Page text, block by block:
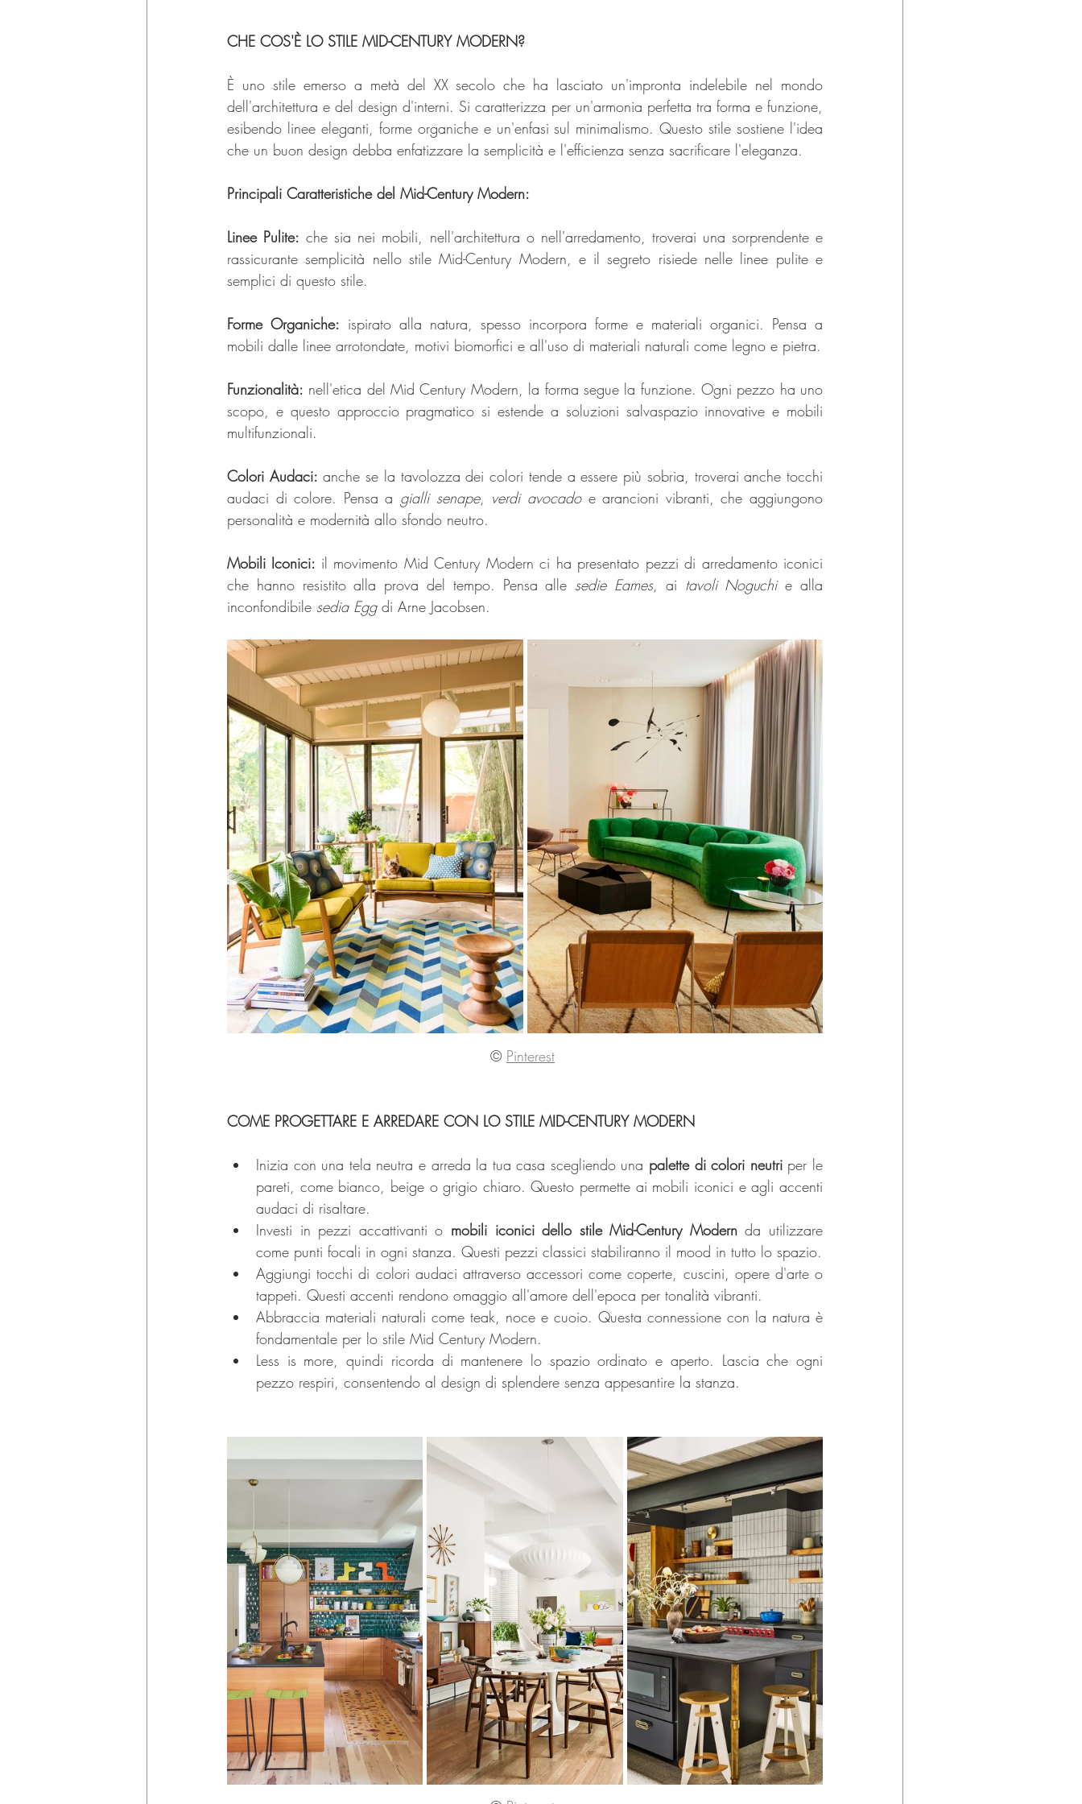
CHE COS'È LO STILE MID-CENTURY MODERN?
È uno stile emerso a metà del XX secolo che ha lasciato un'impronta indelebile nel mondo
dell'architettura e del design d'interni. Si caratterizza per un'armonia perfetta tra forma e funzione,
esibendo linee eleganti, forme organiche e un'enfasi sul minimalismo. Questo stile sostiene l'idea
che un buon design debba enfatizzare la semplicità e l'efficienza senza sacrificare l'eleganza.
Principali Caratteristiche del Mid-Century Modern:
Linee Pulite: che sia nei mobili, nell'architettura o nell'arredamento, troverai una sorprendente e
rassicurante semplicità nello stile Mid-Century Modern, e il segreto risiede nelle linee pulite e
semplici di questo stile.
Forme Organiche: ispirato alla natura, spesso incorpora forme e materiali organici. Pensa a
mobili dalle linee arrotondate, motivi biomorfici e all'uso di materiali naturali come legno e pietra.
Funzionalità: nell'etica del Mid Century Modern, la forma segue la funzione. Ogni pezzo ha uno
scopo, e questo approccio pragmatico si estende a soluzioni salvaspazio innovative e mobili
multifunzionali.
Colori Audaci: anche se la tavolozza dei colori tende a essere più sobria, troverai anche tocchi
audaci di colore. Pensa a gialli senape, verdi avocado e arancioni vibranti, che aggiungono
personalità e modernità allo sfondo neutro.
Mobili Iconici: il movimento Mid Century Modern ci ha presentato pezzi di arredamento iconici
che hanno resistito alla prova del tempo. Pensa alle sedie Eames, ai tavoli Noguchi e alla
inconfondibile sedia Egg di Arne Jacobsen.
© Pinterest
COME PROGETTARE E ARREDARE CON LO STILE MID-CENTURY MODERN
Inizia con una tela neutra e arreda la tua casa scegliendo una palette di colori neutri per le
pareti, come bianco, beige o grigio chiaro. Questo permette ai mobili iconici e agli accenti
audaci di risaltare.
Investi in pezzi accattivanti o mobili iconici dello stile Mid-Century Modern da utilizzare
come punti focali in ogni stanza. Questi pezzi classici stabiliranno il mood in tutto lo spazio.
Aggiungi tocchi di colori audaci attraverso accessori come coperte, cuscini, opere d'arte o
tappeti. Questi accenti rendono omaggio all'amore dell'epoca per tonalità vibranti.
Abbraccia materiali naturali come teak, noce e cuoio. Questa connessione con la natura è
fondamentale per lo stile Mid Century Modern.
Less is more, quindi ricorda di mantenere lo spazio ordinato e aperto. Lascia che ogni
pezzo respiri, consentendo al design di splendere senza appesantire la stanza.